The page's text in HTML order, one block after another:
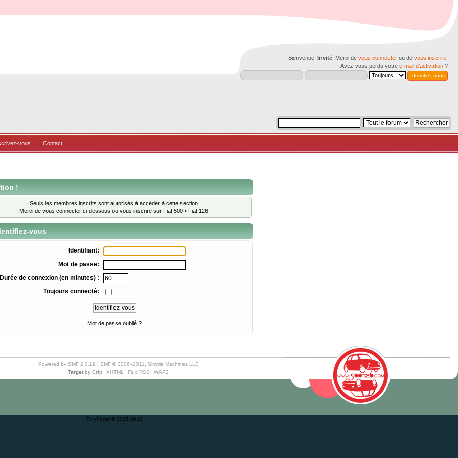
Bienvenue, Invité . Merci de vous connecter ou de vous inscrire
Avez-vous perdu votre e-mail d'activation ?
vous Contact
!
Seuls les membres inscrits sont autorisés à accéder à cette section.
Merci de vous connecter ci-dessous ou vous inscrire sur Fiat 500 • Fiat 126.
vous
Identifiant:
Mot de passe:
Durée de connexion (en minutes) :
Toujours connecté:
Mot de passe oublié ?
Powered by SMF 2.0.19 | SMF © 2006–2011, Simple Machines LLC
Target by Crip XHTML Flux RSS WAP2
TinyPortal © 2005-2012